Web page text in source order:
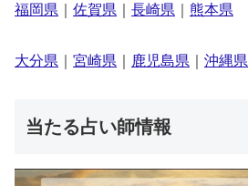
福岡県
佐賀県 長崎県 熊本県
大分県 宮崎県 鹿児島県 沖縄県
当たる占い師情報